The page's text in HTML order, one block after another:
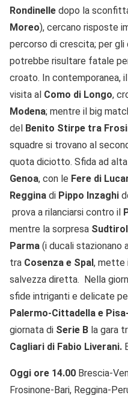
Rondinelle dopo la
Moreo), cercano risposte
percorso di crescita; per gli
potrebbe risultare fatale
croato. In contemporanea, il
visita al Como di Longo,
Modena; mentre il big
del Benito Stirpe tra
squadre si trovano al
quota diciotto. Sfida ad
Genoa, con le Fere di
Reggina di Pippo Inzaghi
prova a rilanciarsi contro il
mentre la sorpresa Sudtirol
Parma (i ducali stazionano
tra Cosenza e Spal, mette
salvezza diretta. Nella
sfide intriganti e delicate
Palermo-Cittadella e
giornata di Serie B la gara
Cagliari di Fabio Liverani.
Oggi ore 14.00 Brescia-
Frosinone-Bari, Reggina-